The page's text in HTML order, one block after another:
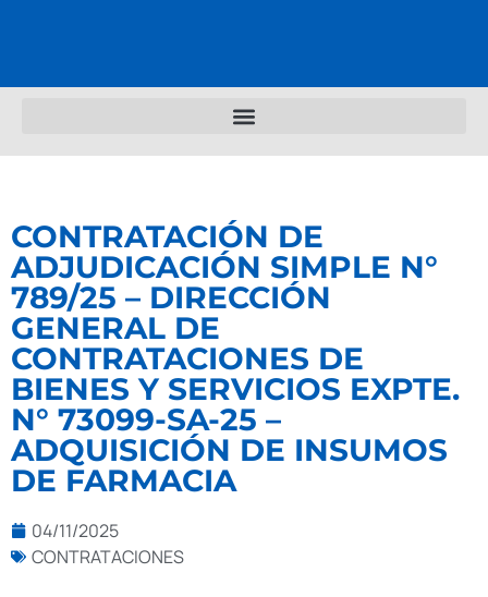
CONTRATACIÓN DE
ADJUDICACIÓN SIMPLE N°
789/25 – DIRECCIÓN
GENERAL DE
CONTRATACIONES DE
BIENES Y SERVICIOS EXPTE.
N° 73099-SA-25 –
ADQUISICIÓN DE INSUMOS
DE FARMACIA
04/11/2025
CONTRATACIONES